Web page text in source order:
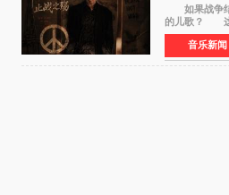
如果战争结
的儿歌？ 这
殇》时最初
地区局势，到
战争从来不只
音乐新闻